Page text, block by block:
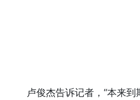
卢俊杰告诉记者，“本来到